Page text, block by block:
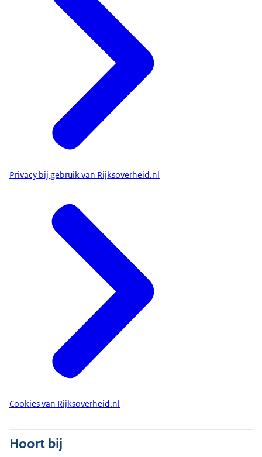
Privacy bij gebruik van Rijksoverheid.nl
Cookies van Rijksoverheid.nl
Hoort bij